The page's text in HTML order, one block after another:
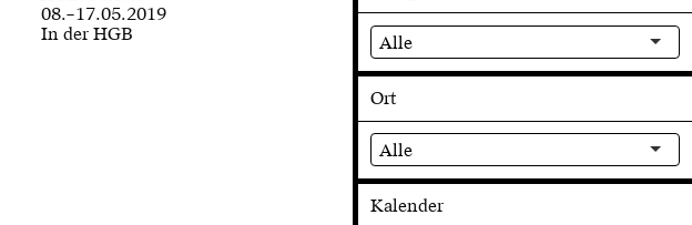
08.–17.05.2019
In der HGB
Alle
Ort
Alle
Kalender